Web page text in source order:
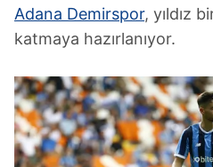
Adana Demirspor, yıldız
katmaya hazırlanıyor.